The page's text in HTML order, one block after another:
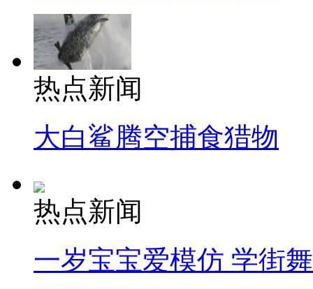
热点新闻
大白鲨腾空捕食猎物
热点新闻
一岁宝宝爱模仿 学街